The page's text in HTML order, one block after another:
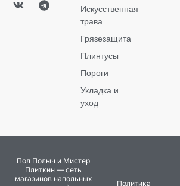
Искусственная
трава
Грязезащита
Плинтусы
Пороги
Укладка и
уход
Пол Полыч и Мистер
Плиткин — сеть
магазинов напольных
Политика